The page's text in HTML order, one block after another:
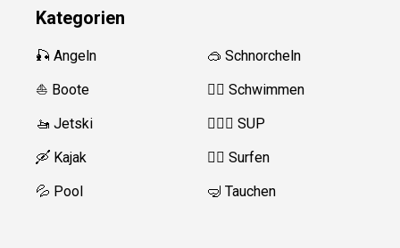
Kategorien
🎣 Angeln
⛵️ Boote
🚤 Jetski
🛶 Kajak
💦 Pool
🥽 Schnorcheln
🏊‍♂️ Schwimmen
🏄‍♀️🛶 SUP
🏄‍♂️ Surfen
🤿 Tauchen